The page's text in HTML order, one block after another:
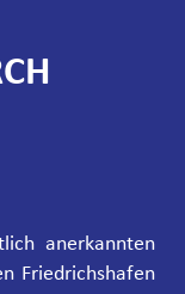
anerkannten
Friedrichshafen